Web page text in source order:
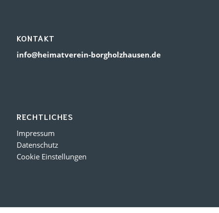
KONTAKT
info@heimatverein-borgholzhausen.de
RECHTLICHES
Impressum
Datenschutz
Cookie Einstellungen